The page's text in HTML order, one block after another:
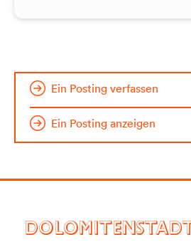
Ein Posting verfassen
Ein Posting anzeigen
DOLOMITENSTADT